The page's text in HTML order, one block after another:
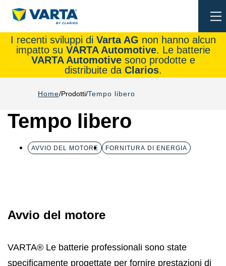
I recenti sviluppi di Varta AG non hanno alcun
impatto su VARTA Automotive. Le batterie
VARTA Automotivesono prodotte e
distribuite da Clarios.
Home Prodotti Tempo libero
Tempo libero
AVVIO DEL MOTORE FORNITURA DI ENERGIA
Avvio del motore
VARTA® Le batterie professionali sono state
specificamente progettate per fornire prestazioni di